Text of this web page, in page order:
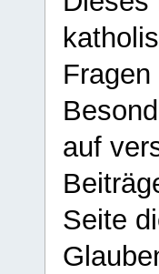
auf
Seite